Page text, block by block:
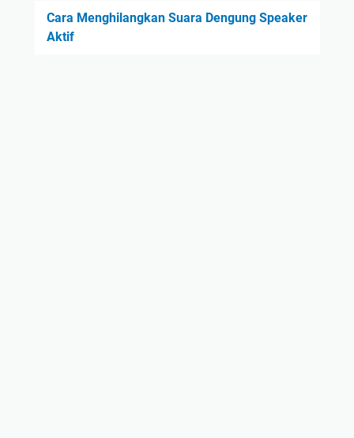
Cara Menghilangkan Suara Dengung Speaker
Aktif